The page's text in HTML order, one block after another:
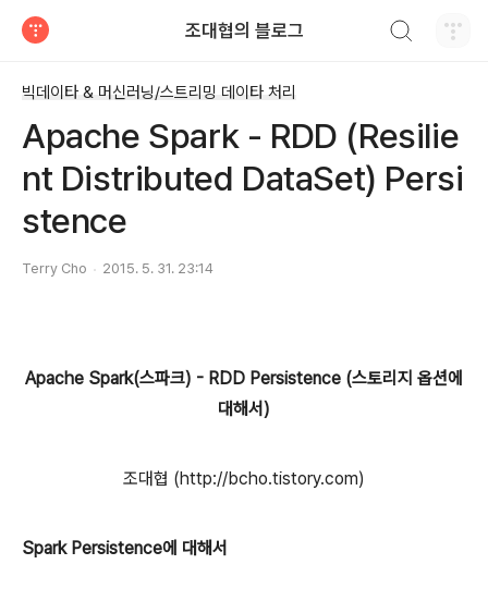
조대협의 블로그
빅데이타 & 머신러닝/스트리밍 데이타 처리
Apache Spark - RDD (Resilie
nt Distributed DataSet) Persi
stence
Terry Cho 2015. 5. 31. 23:14
Apache Spark(스파크) - RDD Persistence (스토리지 옵션에
대해서)
조대협 (http://bcho.tistory.com)
Spark Persistence에 대해서